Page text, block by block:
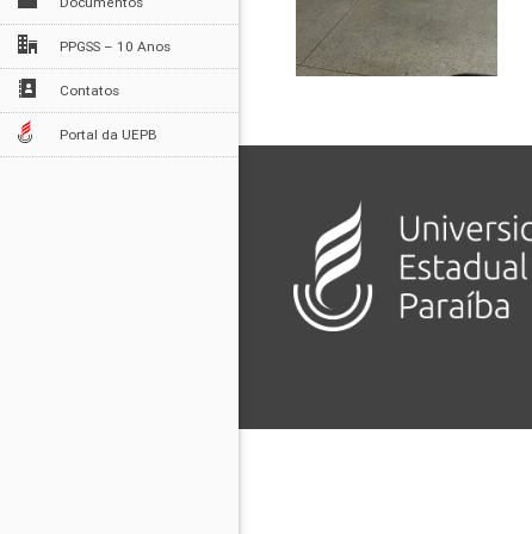
PPGSS – 10 Anos
Contatos
Portal da UEPB